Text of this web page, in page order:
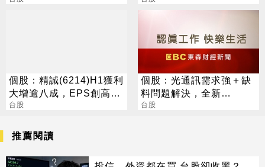
個股：精誠(6214)H1獲利
大增逾八成，EPS創高達
6.15元，H2強攻AI與全球
台股
個股：光通訊需求強＋缺
料問題解決，全新
(2455)7月營收創高、重
台股
推薦閱讀